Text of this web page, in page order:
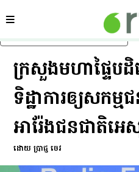
រំលងទៅមាតិកាចម្បង
ផ្នែក
ក្រសួង​មហាផ្ទៃ​
ទិដ្ឋាការ​ឲ្យ​សកម្ម
អារ៉ែង​ជនជាតិ​អេ
ដោយ ប្រាជ្ញ ចេវ